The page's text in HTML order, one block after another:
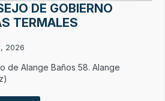
DE GOBIERNO
TERMALES
2026
de Alange Baños 58. Alange